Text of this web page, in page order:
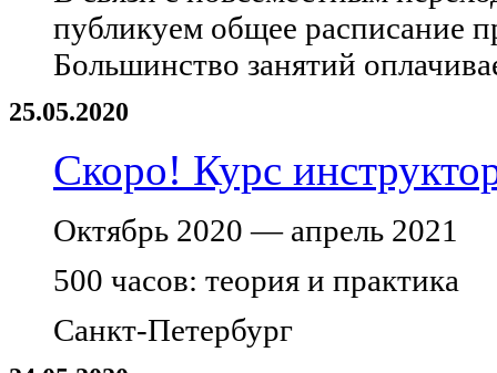
публикуем общее расписание
Большинство занятий
25.05.2020
Скоро! Курс
Октябрь 2020 — апрель 2021
500 часов: теория и практика
Санкт-Петербург